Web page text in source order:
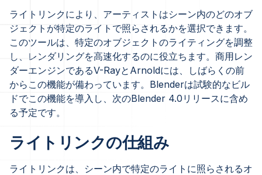
ライトリンクにより、アーティストはシーン内のどのオブ
ジェクトが特定のライトで照らされるかを選択できます。
このツールは、特定のオブジェクトのライティングを調整
し、レンダリングを高速化するのに役立ちます。商用レン
ダーエンジンであるV-RayとArnoldには、しばらくの前
からこの機能が備わっています。Blenderは試験的なビル
ドでこの機能を導入し、次のBlender 4.0リリースに含め
る予定です。
ライトリンクの仕組み
ライトリンクは、シーン内で特定のライトに照らされるオ